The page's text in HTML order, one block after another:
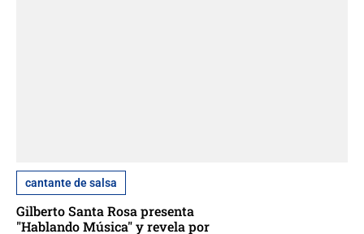
cantante de salsa
Gilberto Santa Rosa presenta
"Hablando Música" y revela por